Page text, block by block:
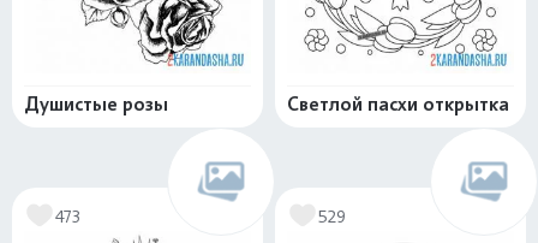
Душистые розы Светлой пасхи открытка
473 529